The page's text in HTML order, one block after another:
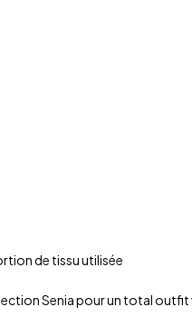
de tissu utilisée
Senia pour un total